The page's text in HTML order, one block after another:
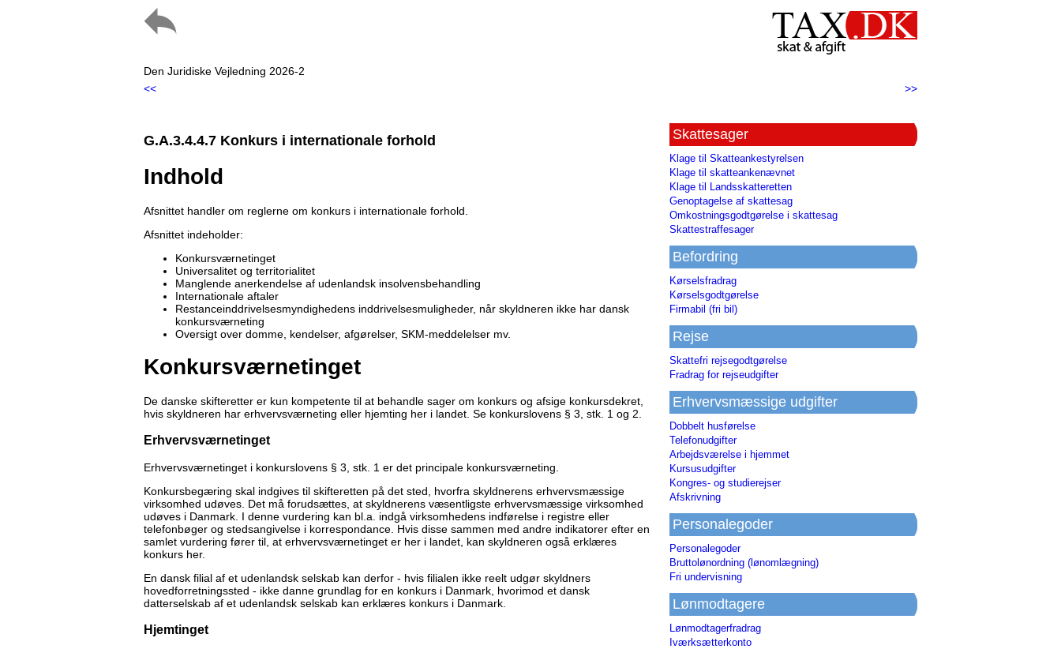
Den Juridiske Vejledning 2026-2
<<
>>
G.A.3.4.4.7 Konkurs i internationale forhold
Indhold
Afsnittet handler om reglerne om konkurs i internationale forhold.
Afsnittet indeholder:
Konkursværnetinget
Universalitet og territorialitet
Manglende anerkendelse af udenlandsk insolvensbehandling
Internationale aftaler
Restanceinddrivelsesmyndighedens inddrivelsesmuligheder, når skyldneren ikke har dansk
konkursværneting
Oversigt over domme, kendelser, afgørelser, SKM-meddelelser mv.
Konkursværnetinget
De danske skifteretter er kun kompetente til at behandle sager om konkurs og afsige konkursdekret,
hvis skyldneren har erhvervsværneting eller hjemting her i landet. Se konkurslovens § 3, stk. 1 og 2.
Erhvervsværnetinget
Erhvervsværnetinget i konkurslovens § 3, stk. 1 er det principale konkursværneting.
Konkursbegæring skal indgives til skifteretten på det sted, hvorfra skyldnerens erhvervsmæssige
virksomhed udøves. Det må forudsættes, at skyldnerens væsentligste erhvervsmæssige virksomhed
udøves i Danmark. I denne vurdering kan bl.a. indgå virksomhedens indførelse i registre eller
telefonbøger og stedsangivelse i korrespondance. Hvis disse sammen med andre indikatorer efter en
samlet vurdering fører til, at erhvervsværnetinget er her i landet, kan skyldneren også erklæres
konkurs her.
En dansk filial af et udenlandsk selskab kan derfor - hvis filialen ikke reelt udgør skyldners
hovedforretningssted - ikke danne grundlag for en konkurs i Danmark, hvorimod et dansk
datterselskab af et udenlandsk selskab kan erklæres konkurs i Danmark.
Hjemtinget
Skattesager
Klage til Skatteankestyrelsen
Klage til skatteankenævnet
Klage til Landsskatteretten
Genoptagelse af skattesag
Omkostningsgodtgørelse i skattesag
Skattestraffesager
Befordring
Kørselsfradrag
Kørselsgodtgørelse
Firmabil (fri bil)
Rejse
Skattefri rejsegodtgørelse
Fradrag for rejseudgifter
Erhvervsmæssige udgifter
Dobbelt husførelse
Telefonudgifter
Arbejdsværelse i hjemmet
Kursusudgifter
Kongres- og studierejser
Afskrivning
Personalegoder
Personalegoder
Bruttolønordning (lønomlægning)
Fri undervisning
Lønmodtagere
Lønmodtagerfradrag
Iværksætterkonto